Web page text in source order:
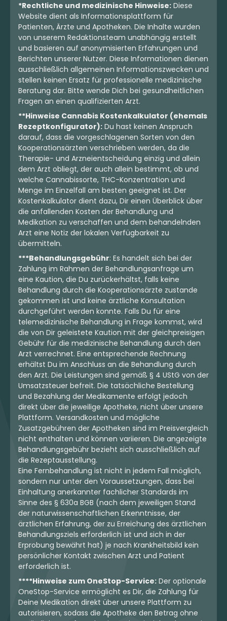
*Rechtliche und medizinische Hinweise: Diese
Website dient als Informationsplattform für
Patienten, Ärzte und Apotheken. Die Inhalte wurden
von unserem Redaktionsteam unabhängig erstellt
und basieren auf anonymisierten Erfahrungen und
Berichten unserer Nutzer. Diese Informationen dienen
ausschließlich allgemeinen Informationszwecken und
stellen keinen Ersatz für professionelle medizinische
Beratung dar. Bitte wende Dich bei gesundheitlichen
Fragen an einen qualifizierten Arzt.
**Hinweise Cannabis Kostenkalkulator (ehemals
Rezeptkonfigurator): Du hast keinen Anspruch
darauf, dass die vorgeschlagenen Sorten von den
Kooperationsärzten verschrieben werden, da die
Therapie- und Arzneientscheidung einzig und allein
dem Arzt obliegt, der auch allein bestimmt, ob und
welche Cannabissorte, THC-Konzentration und
Menge im Einzelfall am besten geeignet ist. Der
Kostenkalkulator dient dazu, Dir einen Überblick über
die anfallenden Kosten der Behandlung und
Medikation zu verschaffen und dem behandelnden
Arzt eine Notiz der lokalen Verfügbarkeit zu
übermitteln.
***Behandlungsgebühr: Es handelt sich bei der
Zahlung im Rahmen der Behandlungsanfrage um
eine Kaution, die Du zurückerhältst, falls keine
Behandlung durch die Kooperationsärzte zustande
gekommen ist und keine ärztliche Konsultation
durchgeführt werden konnte. Falls Du für eine
telemedizinische Behandlung in Frage kommst, wird
die von Dir geleistete Kaution mit der gleichpreisigen
Gebühr für die medizinische Behandlung durch den
Arzt verrechnet. Eine entsprechende Rechnung
erhältst Du im Anschluss an die Behandlung durch
den Arzt. Die Leistungen sind gemäß § 4 UStG von der
Umsatzsteuer befreit. Die tatsächliche Bestellung
und Bezahlung der Medikamente erfolgt jedoch
direkt über die jeweilige Apotheke, nicht über unsere
Plattform. Versandkosten und mögliche
Zusatzgebühren der Apotheken sind im Preisvergleich
nicht enthalten und können variieren. Die angezeigte
Behandlungsgebühr bezieht sich ausschließlich auf
die Rezeptausstellung.
Eine Fernbehandlung ist nicht in jedem Fall möglich,
sondern nur unter den Voraussetzungen, dass bei
Einhaltung anerkannter fachlicher Standards im
Sinne des § 630a BGB (nach dem jeweiligen Stand
der naturwissenschaftlichen Erkenntnisse, der
ärztlichen Erfahrung, der zu Erreichung des ärztlichen
Behandlungsziels erforderlich ist und sich in der
Erprobung bewährt hat) je nach Krankheitsbild kein
persönlicher Kontakt zwischen Arzt und Patient
erforderlich ist.
****Hinweise zum OneStop-Service: Der optionale
OneStop-Service ermöglicht es Dir, die Zahlung für
Deine Medikation direkt über unsere Plattform zu
autorisieren, sodass die Apotheke den Betrag ohne